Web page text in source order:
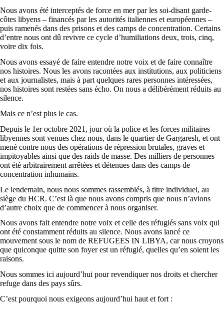
Nous avons été interceptés de force en mer par les soi-disant garde-
côtes libyens – financés par les autorités italiennes et européennes –
puis ramenés dans des prisons et des camps de concentration. Certains
d’entre nous ont dû revivre ce cycle d’humiliations deux, trois, cinq,
voire dix fois.
Nous avons essayé de faire entendre notre voix et de faire connaître
nos histoires. Nous les avons racontées aux institutions, aux politiciens
et aux journalistes, mais à part quelques rares personnes intéressées,
nos histoires sont restées sans écho. On nous a délibérément réduits au
silence.
Mais ce n’est plus le cas.
Depuis le 1er octobre 2021, jour où la police et les forces militaires
libyennes sont venues chez nous, dans le quartier de Gargaresh, et ont
mené contre nous des opérations de répression brutales, graves et
impitoyables ainsi que des raids de masse. Des milliers de personnes
ont été arbitrairement arrêtées et détenues dans des camps de
concentration inhumains.
Le lendemain, nous nous sommes rassemblés, à titre individuel, au
siège du HCR. C’est là que nous avons compris que nous n’avions
d’autre choix que de commencer à nous organiser.
Nous avons fait entendre notre voix et celle des réfugiés sans voix qui
ont été constamment réduits au silence. Nous avons lancé ce
mouvement sous le nom de REFUGEES IN LIBYA, car nous croyons
que quiconque quitte son foyer est un réfugié, quelles qu’en soient les
raisons.
Nous sommes ici aujourd’hui pour revendiquer nos droits et chercher
refuge dans des pays sûrs.
C’est pourquoi nous exigeons aujourd’hui haut et fort :